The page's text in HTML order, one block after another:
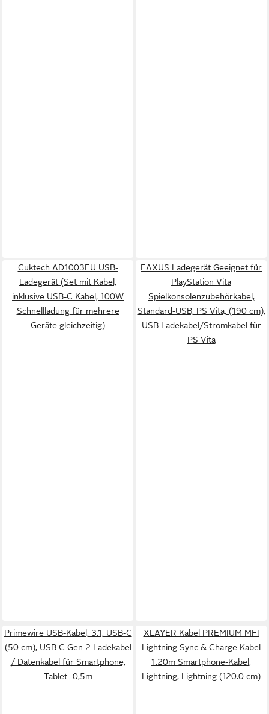
Cuktech AD1003EU USB-
Ladegerät (Set mit Kabel,
inklusive USB-C Kabel, 100W
Schnellladung für mehrere
Geräte gleichzeitig)
EAXUS Ladegerät Geeignet für
PlayStation Vita
Spielkonsolenzubehörkabel,
Standard-USB, PS Vita, (190 cm),
USB Ladekabel/Stromkabel für
PS Vita
Primewire USB-Kabel, 3.1, USB-C
(50 cm), USB C Gen 2 Ladekabel
/ Datenkabel für Smartphone,
Tablet- 0,5m
XLAYER Kabel PREMIUM MFI
Lightning Sync & Charge Kabel
1.20m Smartphone-Kabel,
Lightning, Lightning (120.0 cm)